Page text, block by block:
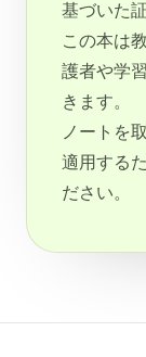
基づいた
この本は
護者や学
きます。
ノートを
適用する
ださい。